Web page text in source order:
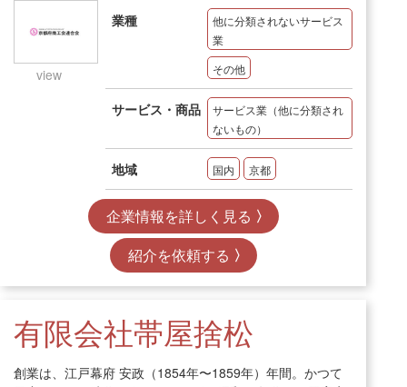
view
業種
他に分類されないサービス
業
その他
サービス・商品
サービス業（他に分類され
ないもの）
地域 国内 京都
企業情報を詳しく見る
紹介を依頼する
有限会社帯屋捨松
創業は、江戸幕府 安政（1854年〜1859年）年間。かつて